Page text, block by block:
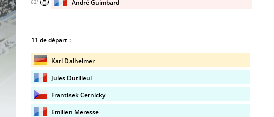
André Guimbard
62'
11 de départ :
Karl Dalheimer
Jules Dutilleul
Frantisek Cernicky
Emilien Meresse